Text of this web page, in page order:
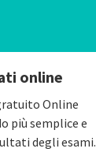
online
Online
più semplice e
degli esami.